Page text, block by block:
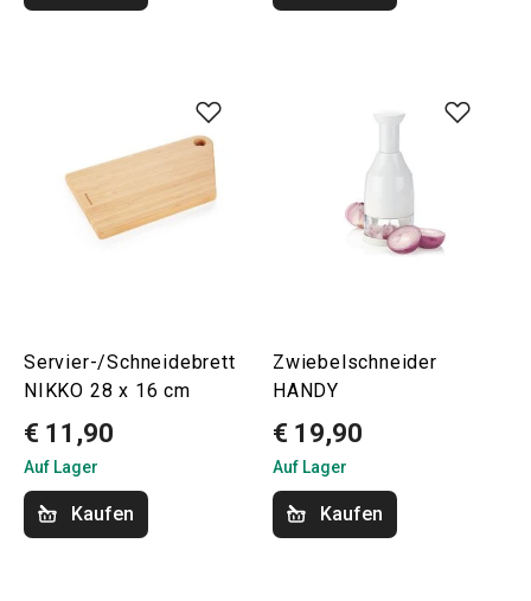
Servier-/Schneidebrett
NIKKO 28 x 16 cm
€ 11,90
Auf Lager
Kaufen
Zwiebelschneider
HANDY
€ 19,90
Auf Lager
Kaufen